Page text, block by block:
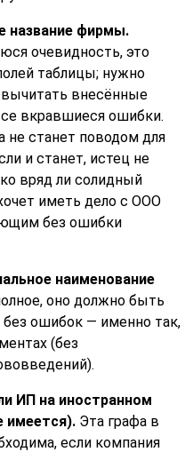
название фирмы.
очевидность, это
таблицы; нужно
внесённые
вкравшиеся ошибки.
не станет поводом для
и станет, истец не
вряд ли солидный
иметь дело с ООО
без ошибки
наименование
оно должно быть
без ошибок — именно так,
(без
ИП на иностранном
имеется). Эта графа в
если компания